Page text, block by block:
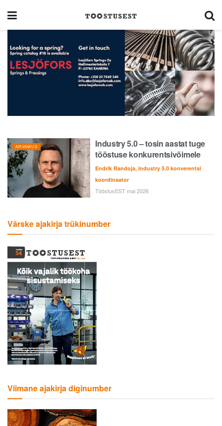
ARVAMUS
Industry 5.0 – tosin aastat tuge
tööstuse konkurentsivõimele
Endrik Randoja, Industry 5.0 konverentsi
koordinaator
TööstusEST mai 2026
Värske ajakirja trükinumber
Viimane ajakirja diginumber